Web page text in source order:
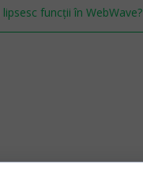
funcții în WebWave?